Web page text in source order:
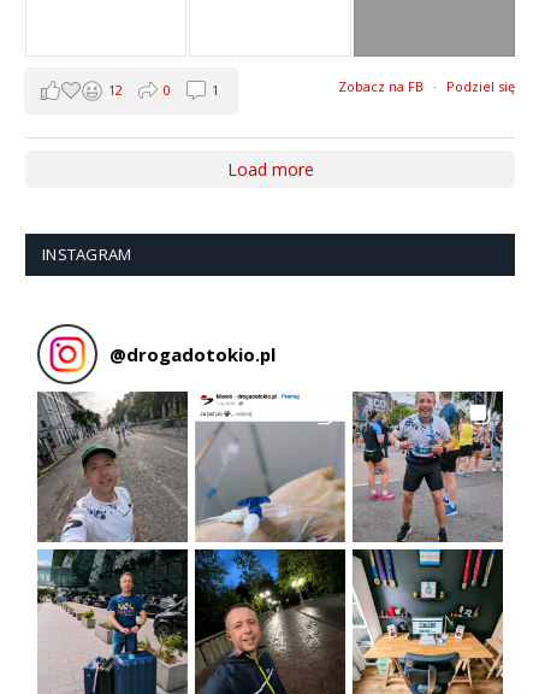
Zobacz na FB · Podziel się
12 0 1
Load more
INSTAGRAM
@drogadotokio.pl